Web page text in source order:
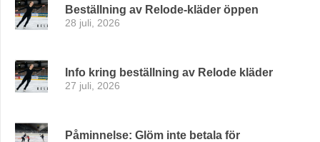
Beställning av Relode-kläder öppen
28 juli, 2026
Info kring beställning av Relode kläder
27 juli, 2026
Påminnelse: Glöm inte betala för